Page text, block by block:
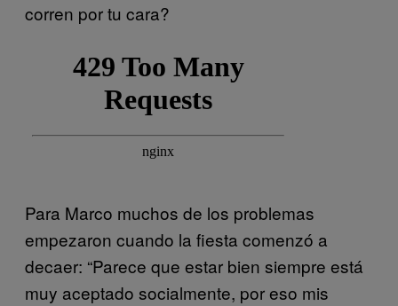
corren por tu cara?
Para Marco muchos de los problemas
empezaron cuando la fiesta comenzó a
decaer: “Parece que estar bien siempre está
muy aceptado socialmente, por eso mis